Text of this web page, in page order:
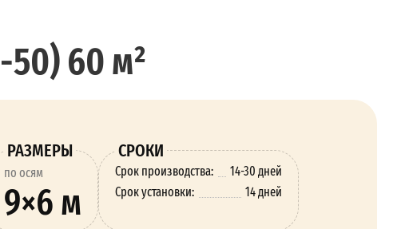
60 м²
РАЗМЕРЫ
по осям
9×6 м
СРОКИ
Срок производства:
14-30 дней
Срок установки:
14 дней